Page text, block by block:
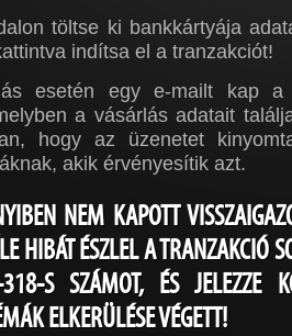
töltse ki bankkártyája
indítsa el a tranzakciót!
esetén egy e-mailt kap a
a vásárlás adatait
hogy az üzenetet
akik érvényesítik azt.
NEM KAPOTT
HIBÁT ÉSZLEL A TRANZAKCIÓ
S SZÁMOT, ÉS JELEZZE
ELKERÜLÉSE VÉGETT!